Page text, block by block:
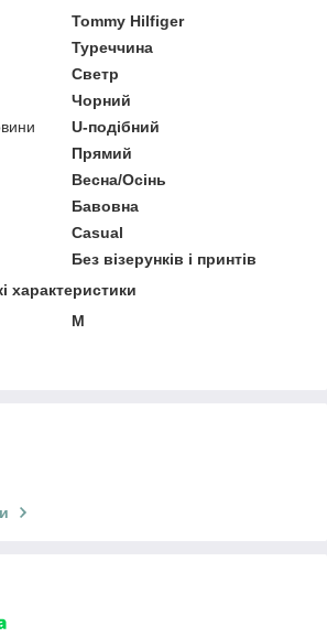
Tommy Hilfiger
Туреччина
Светр
Чорний
U-подібний
Прямий
Весна/Осінь
Бавовна
Casual
Без візерунків і принтів
характеристики
M